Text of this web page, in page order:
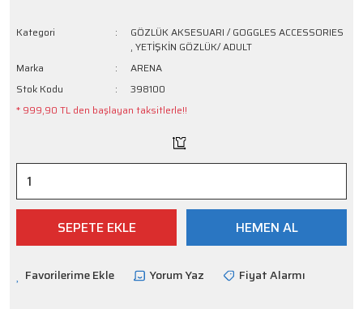
Kategori
GÖZLÜK AKSESUARI / GOGGLES ACCESSORIES
,YETİŞKİN GÖZLÜK/ ADULT
Marka
ARENA
Stok Kodu
398100
* 999,90 TL den başlayan taksitlerle!!
SEPETE EKLE HEMEN AL
Yorum Yaz Fiyat Alarmı